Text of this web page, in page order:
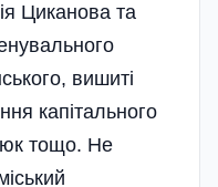
Циканова та
вишиті
капітального
тощо. Не